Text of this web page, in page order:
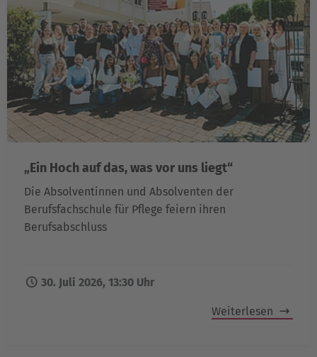
„Ein Hoch auf das, was vor uns liegt“
Die Absolventinnen und Absolventen der
Berufsfachschule für Pflege feiern ihren
Berufsabschluss
30. Juli 2026, 13:30 Uhr
Weiterlesen